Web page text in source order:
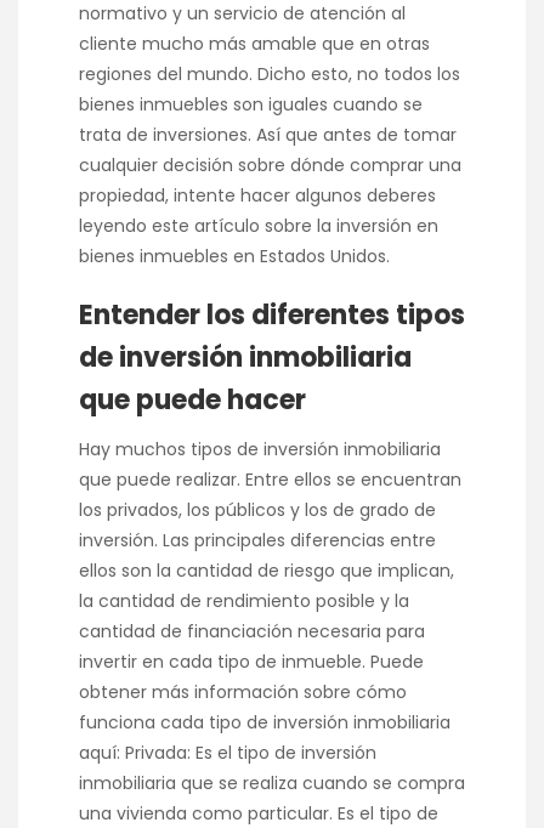
normativo y un servicio de atención al
cliente mucho más amable que en otras
regiones del mundo. Dicho esto, no todos los
bienes inmuebles son iguales cuando se
trata de inversiones. Así que antes de tomar
cualquier decisión sobre dónde comprar una
propiedad, intente hacer algunos deberes
leyendo este artículo sobre la inversión en
bienes inmuebles en Estados Unidos.
Entender los diferentes tipos
de inversión inmobiliaria
que puede hacer
Hay muchos tipos de inversión inmobiliaria
que puede realizar. Entre ellos se encuentran
los privados, los públicos y los de grado de
inversión. Las principales diferencias entre
ellos son la cantidad de riesgo que implican,
la cantidad de rendimiento posible y la
cantidad de financiación necesaria para
invertir en cada tipo de inmueble. Puede
obtener más información sobre cómo
funciona cada tipo de inversión inmobiliaria
aquí: Privada: Es el tipo de inversión
inmobiliaria que se realiza cuando se compra
una vivienda como particular. Es el tipo de